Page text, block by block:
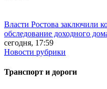
Власти Ростова заключили
обследование доходного
сегодня, 17:59
Новости рубрики
Транспорт и дороги